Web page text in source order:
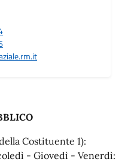
Costituente 1):
- Giovedì - Venerdì: